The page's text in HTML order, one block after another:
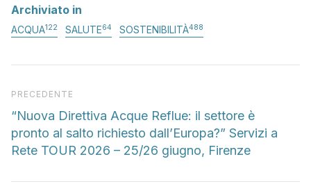
Archiviato in
ACQUA122 SALUTE64 SOSTENIBILITÀ488
Articolo precedente
PRECEDENTE
“Nuova Direttiva Acque Reflue: il settore è
pronto al salto richiesto dall’Europa?” Servizi a
Rete TOUR 2026 – 25/26 giugno, Firenze